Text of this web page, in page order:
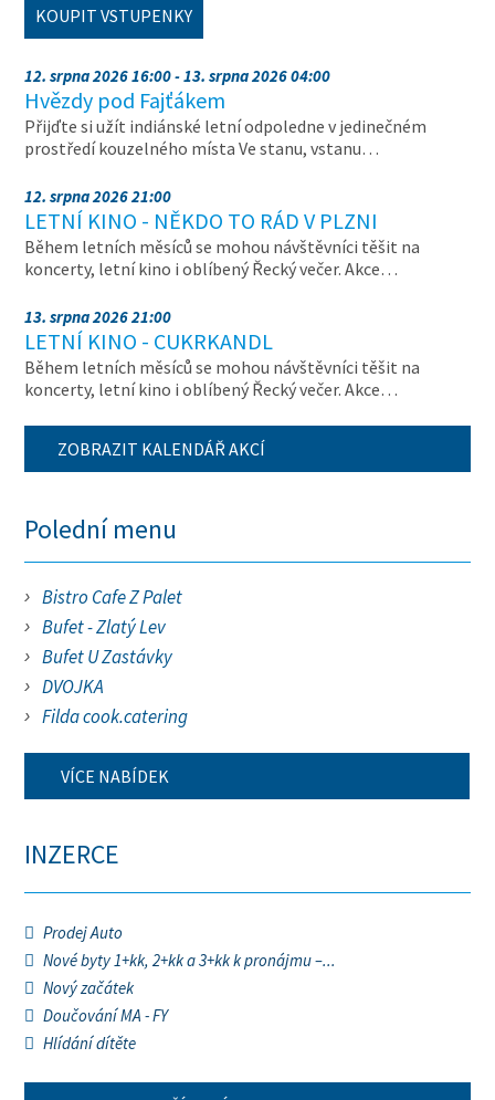
KOUPIT VSTUPENKY
12. srpna 2026 16:00 - 13. srpna 2026 04:00
Hvězdy pod Fajťákem
Přijďte si užít indiánské letní odpoledne v jedinečném
prostředí kouzelného místa Ve stanu, vstanu…
12. srpna 2026 21:00
LETNÍ KINO - NĚKDO TO RÁD V PLZNI
Během letních měsíců se mohou návštěvníci těšit na
koncerty, letní kino i oblíbený Řecký večer. Akce…
13. srpna 2026 21:00
LETNÍ KINO - CUKRKANDL
Během letních měsíců se mohou návštěvníci těšit na
koncerty, letní kino i oblíbený Řecký večer. Akce…
ZOBRAZIT KALENDÁŘ AKCÍ
Polední menu
Bistro Cafe Z Palet
Bufet - Zlatý Lev
Bufet U Zastávky
DVOJKA
Filda cook.catering
VÍCE NABÍDEK
INZERCE
Prodej Auto
Nové byty 1+kk, 2+kk a 3+kk k pronájmu –...
Nový začátek
Doučování MA - FY
Hlídání dítěte